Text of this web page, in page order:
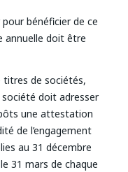
bénéficier de ce
annuelle doit être
titres de sociétés,
société doit adresser
une attestation
de l’engagement
au 31 décembre
31 mars de chaque